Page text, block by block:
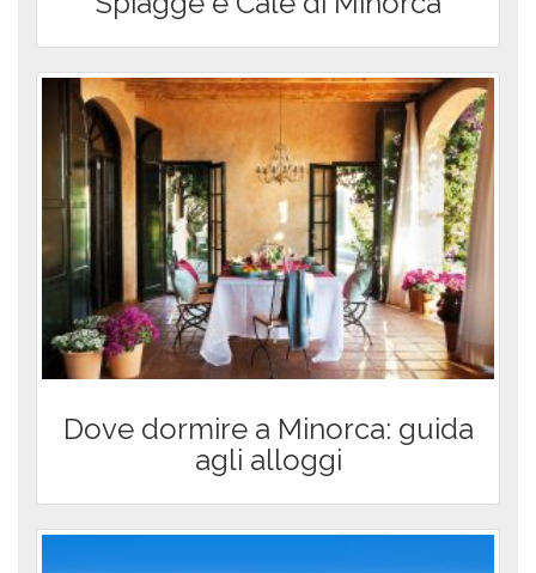
Pubblicatomartedì 1 Nov 2022inBlog,Offerte di
lavoro a Minorca
5/5 - (2
voti)
Condividi
Potrebbe interessarti anche
...